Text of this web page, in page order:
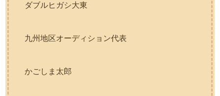
ダブルヒガシ大東
九州地区オーディション代表
かごしま太郎